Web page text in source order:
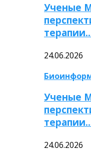
Ученые
24.06.2026
Ученые
24.06.2026